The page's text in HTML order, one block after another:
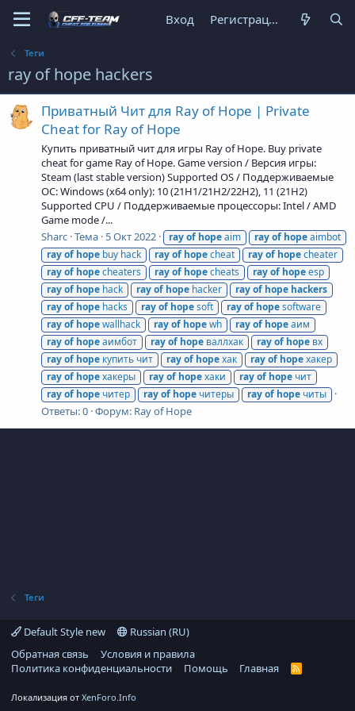
Вход Регистрация
Теги
ray of hope hackers
Приватный Чит для Ray of Hope | Private
Cheat for Ray of Hope
Купить приватный чит для игры Ray of Hope. Buy private
cheat for game Ray of Hope. Game version / Версия игры:
Steam (last stable version) Supported OS / Поддерживаемые
ОС: Windows (x64 only): 10 (21H1/21H2/22H2), 11 (21H2)
Supported CPU / Поддерживаемые процессоры: Intel / AMD
Game mode /...
Sharc Тема 5 Окт 2022 rayof hopeaim rayof hopeaimbot
rayof hope buy hack rayof hopecheat rayof hopecheater
rayof hopecheaters rayof hopecheats rayof hopeesp
rayof hope hack rayof hope hacker rayof hope hackers
rayof hope hacks rayof hopesoft rayof hopesoftware
rayof hopewallhack rayof hopewh rayof hopeаим
rayof hopeаимбот rayof hope валлхак rayof hope вх
rayof hope купить чит rayof hopeхак rayof hopeхакер
rayof hopeхакеры rayof hopeхаки rayof hope чит
rayof hope читер rayof hope читеры rayof hope читы
Ответы: 0 Форум: Ray of Hope
Теги
Default Style new
Russian (RU)
Обратная связь
Условия и правила
Политика конфиденциальности
Помощь Главная
R
Локализация от XenForo.Info